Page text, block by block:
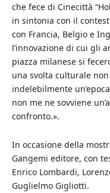
che fece di Cinecittà
in sintonia con il
con Francia, Belgio e
l’innovazione di cui gli
piazza milanese si
una svolta culturale
indelebilmente
non me ne sovviene
confronto.».
In occasione della
Gangemi editore, con
Enrico Lombardi,
Guglielmo Gigliotti.